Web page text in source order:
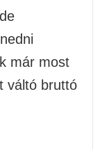
már most
váltó bruttó